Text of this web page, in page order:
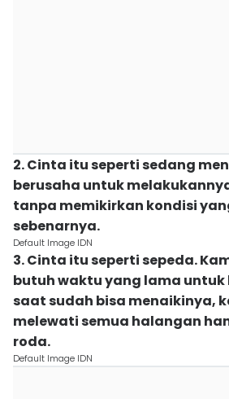
2. Cinta itu seperti sedang
berusaha untuk
tanpa memikirkan kondisi
sebenarnya.
Default Image IDN
3. Cinta itu seperti sepeda.
butuh waktu yang lama
saat sudah bisa menaikinya,
melewati semua halangan
roda.
Default Image IDN